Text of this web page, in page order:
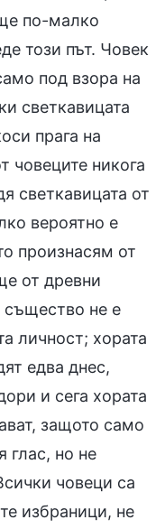
по-малко
този път. Човек
под взора на
светкавицата
прага на
човеците никога
светкавицата от
вероятно е
произнасям от
от древни
същество не е
личност; хората
едва днес,
и сега хората
защото само
глас, но не
човеци са
избраници, не